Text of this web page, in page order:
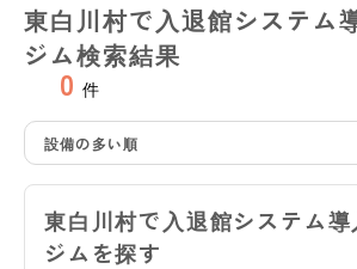
東白川村で入退館システム
ジム検索結果
0 件
設備の多い順
東白川村で入退館システム導
ジムを探す